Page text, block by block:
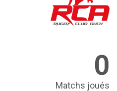
0
Matchs joués